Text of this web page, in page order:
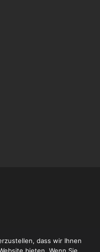
dass wir Ihnen
French